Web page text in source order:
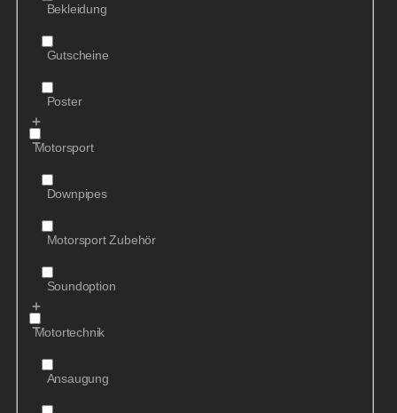
Bekleidung
Gutscheine
Poster
Motorsport
Downpipes
Motorsport Zubehör
Soundoption
Motortechnik
Ansaugung